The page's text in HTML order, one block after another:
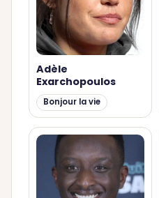
Adèle
Exarchopoulos
Bonjour la vie